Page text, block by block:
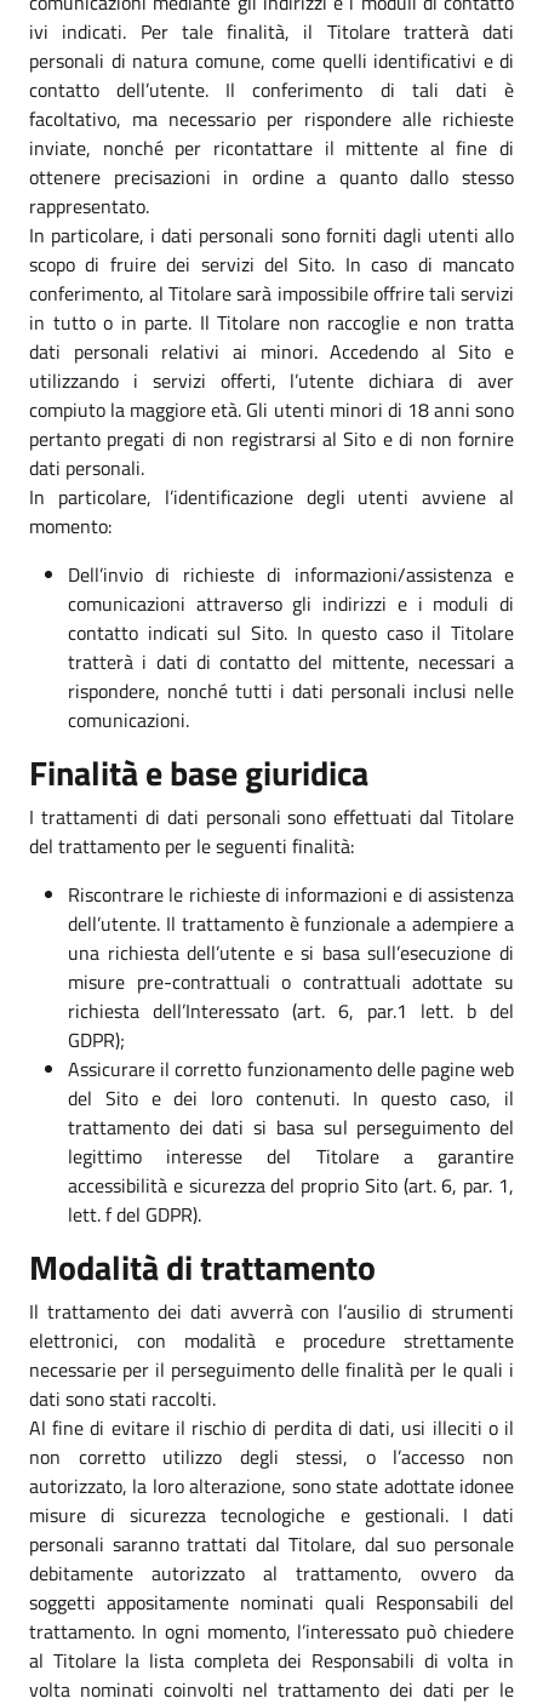
ivi indicati. Per tale finalità, il Titolare tratterà dati
personali di natura comune, come quelli identificativi e di
contatto dell’utente. Il conferimento di tali dati è
facoltativo, ma necessario per rispondere alle richieste
inviate, nonché per ricontattare il mittente al fine di
ottenere precisazioni in ordine a quanto dallo stesso
rappresentato.
In particolare, i dati personali sono forniti dagli utenti allo
scopo di fruire dei servizi del Sito. In caso di mancato
conferimento, al Titolare sarà impossibile offrire tali servizi
in tutto o in parte. Il Titolare non raccoglie e non tratta
dati personali relativi ai minori. Accedendo al Sito e
utilizzando i servizi offerti, l’utente dichiara di aver
compiuto la maggiore età. Gli utenti minori di 18 anni sono
pertanto pregati di non registrarsi al Sito e di non fornire
dati personali.
In particolare, l’identificazione degli utenti avviene al
momento:
Dell’invio di richieste di informazioni/assistenza e
comunicazioni attraverso gli indirizzi e i moduli di
contatto indicati sul Sito. In questo caso il Titolare
tratterà i dati di contatto del mittente, necessari a
rispondere, nonché tutti i dati personali inclusi nelle
comunicazioni.
Finalità e base giuridica
I trattamenti di dati personali sono effettuati dal Titolare
del trattamento per le seguenti finalità:
Riscontrare le richieste di informazioni e di assistenza
dell’utente. Il trattamento è funzionale a adempiere a
una richiesta dell’utente e si basa sull’esecuzione di
misure pre-contrattuali o contrattuali adottate su
richiesta dell’Interessato (art. 6, par.1 lett. b del
GDPR);
Assicurare il corretto funzionamento delle pagine web
del Sito e dei loro contenuti. In questo caso, il
trattamento dei dati si basa sul perseguimento del
legittimo interesse del Titolare a garantire
accessibilità e sicurezza del proprio Sito (art. 6, par. 1,
lett. f del GDPR).
Modalità di trattamento
Il trattamento dei dati avverrà con l’ausilio di strumenti
elettronici, con modalità e procedure strettamente
necessarie per il perseguimento delle finalità per le quali i
dati sono stati raccolti.
Al fine di evitare il rischio di perdita di dati, usi illeciti o il
non corretto utilizzo degli stessi, o l’accesso non
autorizzato, la loro alterazione, sono state adottate idonee
misure di sicurezza tecnologiche e gestionali. I dati
personali saranno trattati dal Titolare, dal suo personale
debitamente autorizzato al trattamento, ovvero da
soggetti appositamente nominati quali Responsabili del
trattamento. In ogni momento, l’interessato può chiedere
al Titolare la lista completa dei Responsabili di volta in
volta nominati coinvolti nel trattamento dei dati per le